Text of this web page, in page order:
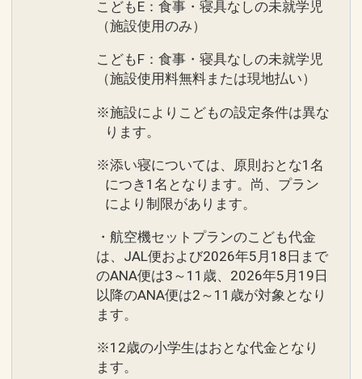
こどもE：食事・寝具なしの未就学児
（施設使用のみ）
こどもF：食事・寝具なしの未就学児
（施設使用料無料または現地払い）
※施設によりこどもの設定条件は異な
ります。
※添い寝については、原則おとな1名
につき1名となります。尚、プラン
により制限があります。
・航空機セットプランのこども代金
は、JAL便および2026年5月18日まで
のANA便は3～11歳、2026年5月19日
以降のANA便は2～11歳が対象となり
ます。
※12歳の小学生はおとな代金となり
ます。